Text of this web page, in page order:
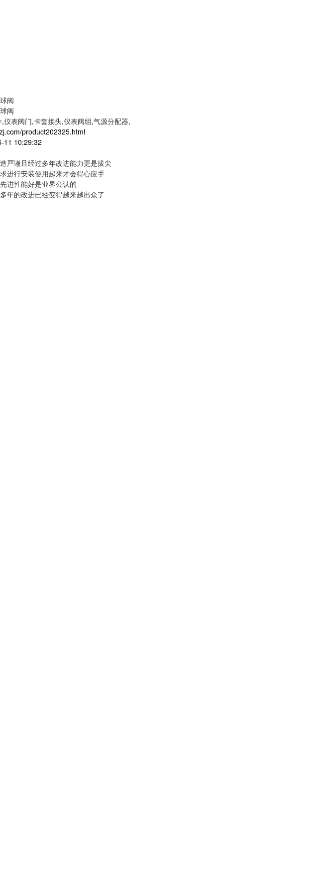
阀
阀
,仪表阀门,卡套接头,仪表阀组,气源分配器,
product202325.html
11 10:29:32
严谨且经过多年改进能力更是拔尖
进行安装使用起来才会得心应手
进性能好是业界公认的
年的改进已经变得越来越出众了